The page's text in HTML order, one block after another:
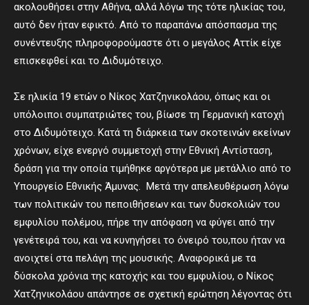
ακολουθήσει στην Αθήνα, αλλά λόγω της τότε ηλικίας του,
αυτό δεν ήταν εφικτό. Από το παραπάνω απόσπασμα της
συνέντευξης πληροφορούμαστε ότι ο μεγάλος Αττίκ είχε
επισκεφθεί και το Διδυμότειχο.
Σε ηλικία 19 ετών ο Νίκος Χατζηνικολάου, όπως και οι
υπόλοιποι συμπατριώτες του, βίωσε τη Γερμανική κατοχή
στο Διδυμότειχο. Κατά τη διάρκεια των σκοτεινών εκείνων
χρόνων, είχε ενεργό συμμετοχή στην Εθνική Αντίσταση,
δράση για την οποία τιμήθηκε αργότερα με μετάλλιο από το
Υπουργείο Εθνικής Άμυνας. Μετά την απελευθέρωση λόγω
των πολιτικών του πεποιθήσεων και των δυσκολιών του
εμφυλίου πολέμου, πήρε την απόφαση να φύγει από την
γενέτειρά του, και να κυνηγήσει το όνειρό του,που ήταν να
ανοιχτεί στα πελάγη της μουσικής. Αναφορικά με τα
δύσκολα χρόνια της κατοχής και του εμφυλίου, ο Νίκος
Χατζηνικολάου απάντησε σε σχετική ερώτηση λέγοντας ότι